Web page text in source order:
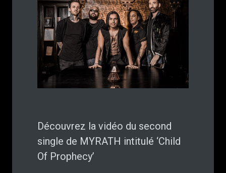
Découvrez la vidéo du second
single de MYRATH intitulé ‘Child
Of Prophecy’